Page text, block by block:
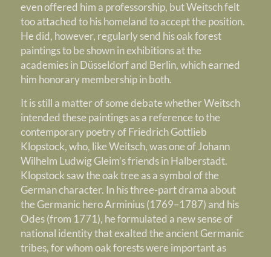
even offered him a professorship, but Weitsch felt
too attached to his homeland to accept the position.
He did, however, regularly send his oak forest
paintings to be shown in exhibitions at the
academies in Düsseldorf and Berlin, which earned
him honorary membership in both.
It is still a matter of some debate whether Weitsch
intended these paintings as a reference to the
contemporary poetry of Friedrich Gottlieb
Klopstock, who, like Weitsch, was one of Johann
Wilhelm Ludwig Gleim’s friends in Halberstadt.
Klopstock saw the oak tree as a symbol of the
German character. In his three-part drama about
the Germanic hero Arminius (1769–1787) and his
Odes (from 1771), he formulated a new sense of
national identity that exalted the ancient Germanic
tribes, for whom oak forests were important as